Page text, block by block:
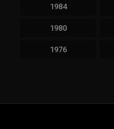
1984
1980
1976